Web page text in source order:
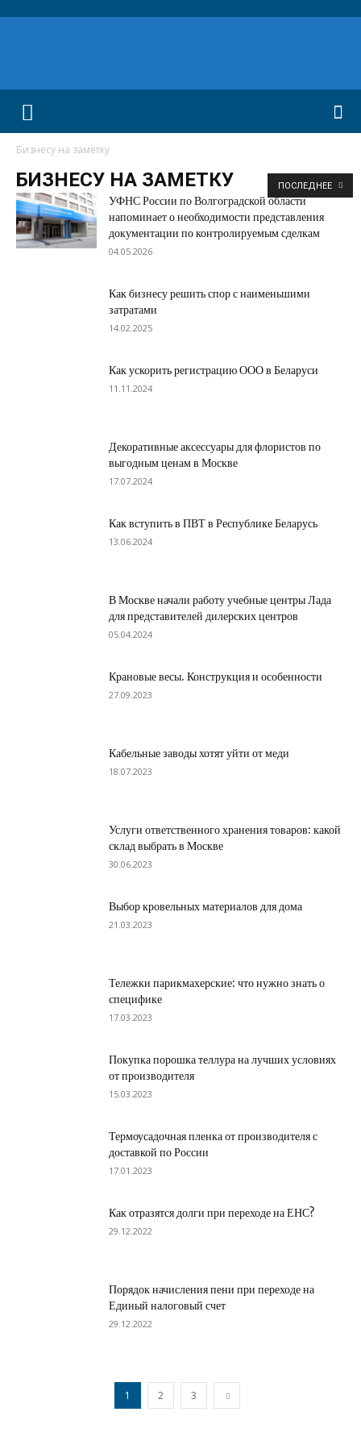
Бизнесу на заметку
БИЗНЕСУ НА ЗАМЕТКУ ПОСЛЕДНЕЕ
УФНС России по Волгоградской области
напоминает о необходимости представления
документации по контролируемым сделкам
04.05.2026
Как бизнесу решить спор с наименьшими
затратами
14.02.2025
Как ускорить регистрацию ООО в Беларуси
11.11.2024
Декоративные аксессуары для флористов по
выгодным ценам в Москве
17.07.2024
Как вступить в ПВТ в Республике Беларусь
13.06.2024
В Москве начали работу учебные центры Лада
для представителей дилерских центров
05.04.2024
Крановые весы. Конструкция и особенности
27.09.2023
Кабельные заводы хотят уйти от меди
18.07.2023
Услуги ответственного хранения товаров: какой
склад выбрать в Москве
30.06.2023
Выбор кровельных материалов для дома
21.03.2023
Тележки парикмахерские: что нужно знать о
специфике
17.03.2023
Покупка порошка теллура на лучших условиях
от производителя
15.03.2023
Термоусадочная пленка от производителя с
доставкой по России
17.01.2023
Как отразятся долги при переходе на ЕНС?
29.12.2022
Порядок начисления пени при переходе на
Единый налоговый счет
29.12.2022
1 2 3